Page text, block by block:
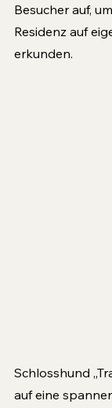
Besucher auf,
Residenz auf
erkunden.
Schloss­hund
auf eine